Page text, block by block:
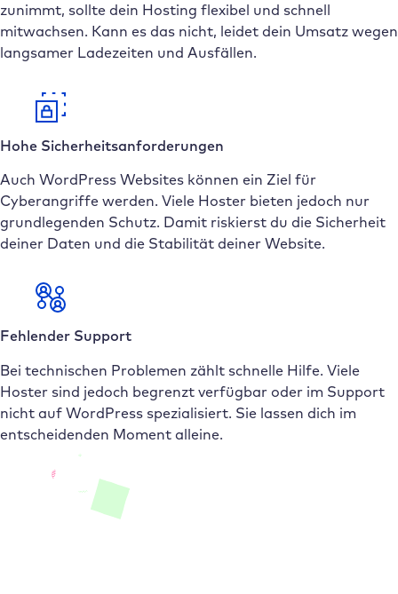
zunimmt, sollte dein Hosting flexibel und schnell
mitwachsen. Kann es das nicht, leidet dein Umsatz wegen
langsamer Ladezeiten und Ausfällen.
Hohe Sicherheitsanforderungen
Auch WordPress Websites können ein Ziel für
Cyberangriffe werden. Viele Hoster bieten jedoch nur
grundlegenden Schutz. Damit riskierst du die Sicherheit
deiner Daten und die Stabilität deiner Website.
Fehlender Support
Bei technischen Problemen zählt schnelle Hilfe. Viele
Hoster sind jedoch begrenzt verfügbar oder im Support
nicht auf WordPress spezialisiert. Sie lassen dich im
entscheidenden Moment alleine.